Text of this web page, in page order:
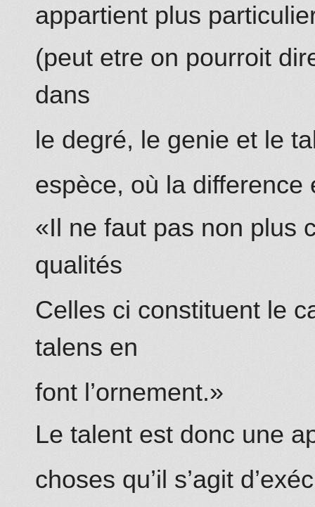
appartient plus
(peut etre on pourroit
dans
le degré, le genie et le
espèce, où la difference
«Il ne faut pas non plus
qualités
Celles ci constituent le
talens en
font l’ornement.»
Le talent est donc une
choses qu’il s’agit